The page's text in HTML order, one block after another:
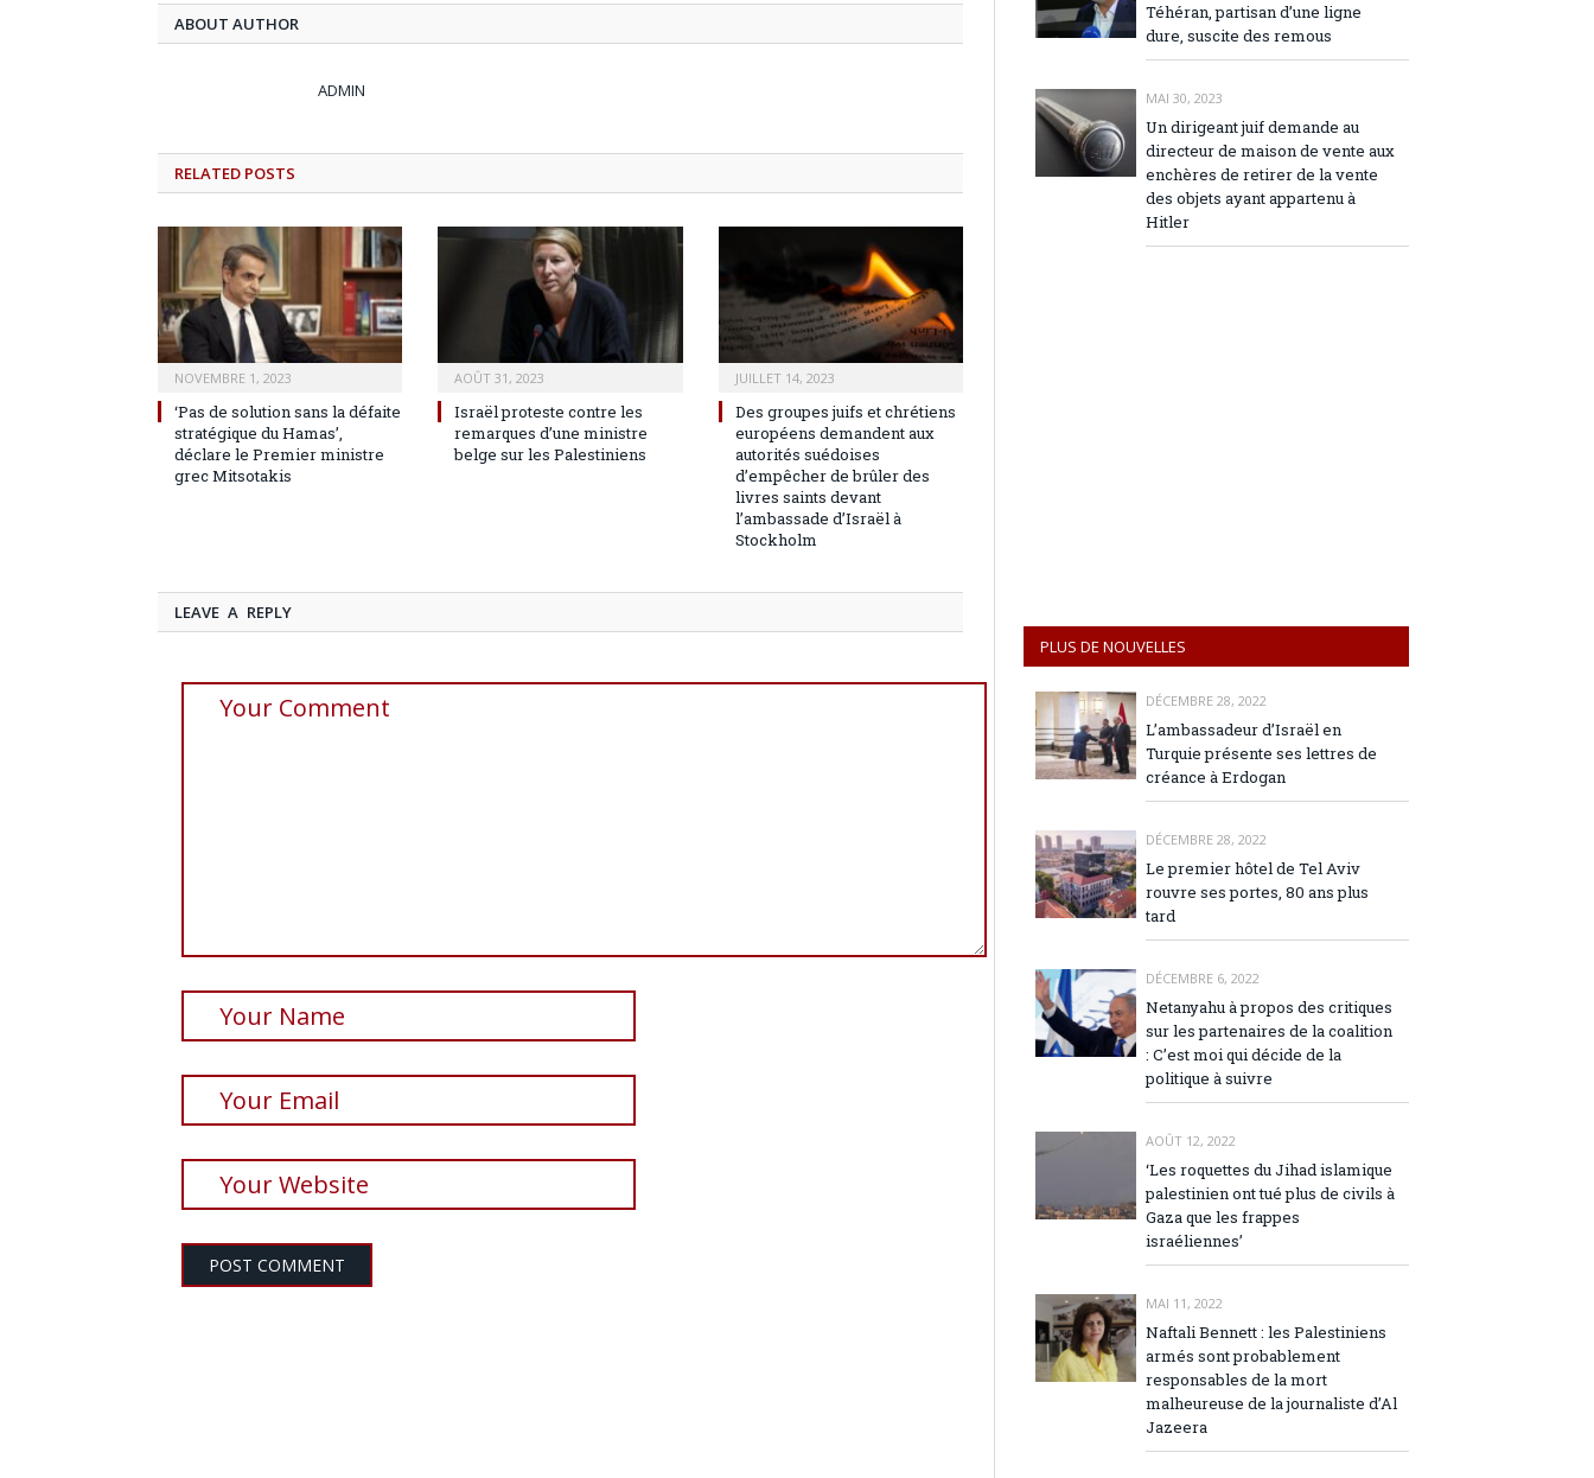
ABOUT AUTHOR
ADMIN
RELATED POSTS
NOVEMBRE 1, 2023
‘Pas de solution sans la défaite
stratégique du Hamas’,
déclare le Premier ministre
grec Mitsotakis
AOÛT 31, 2023
Israël proteste contre les
remarques d’une ministre
belge sur les Palestiniens
JUILLET 14, 2023
Des groupes juifs et chrétiens
européens demandent aux
autorités suédoises
d’empêcher de brûler des
livres saints devant
l’ambassade d’Israël à
Stockholm
LEAVE A REPLY
Téhéran, partisan d’une ligne
dure, suscite des remous
MAI 30, 2023
Un dirigeant juif demande au
directeur de maison de vente aux
enchères de retirer de la vente
des objets ayant appartenu à
Hitler
PLUS DE NOUVELLES
DÉCEMBRE 28, 2022
L’ambassadeur d’Israël en
Turquie présente ses lettres de
créance à Erdogan
DÉCEMBRE 28, 2022
Le premier hôtel de Tel Aviv
rouvre ses portes, 80 ans plus
tard
DÉCEMBRE 6, 2022
Netanyahu à propos des critiques
sur les partenaires de la coalition
: C’est moi qui décide de la
politique à suivre
AOÛT 12, 2022
‘Les roquettes du Jihad islamique
palestinien ont tué plus de civils à
Gaza que les frappes
israéliennes’
MAI 11, 2022
Naftali Bennett : les Palestiniens
armés sont probablement
responsables de la mort
malheureuse de la journaliste d’Al
Jazeera